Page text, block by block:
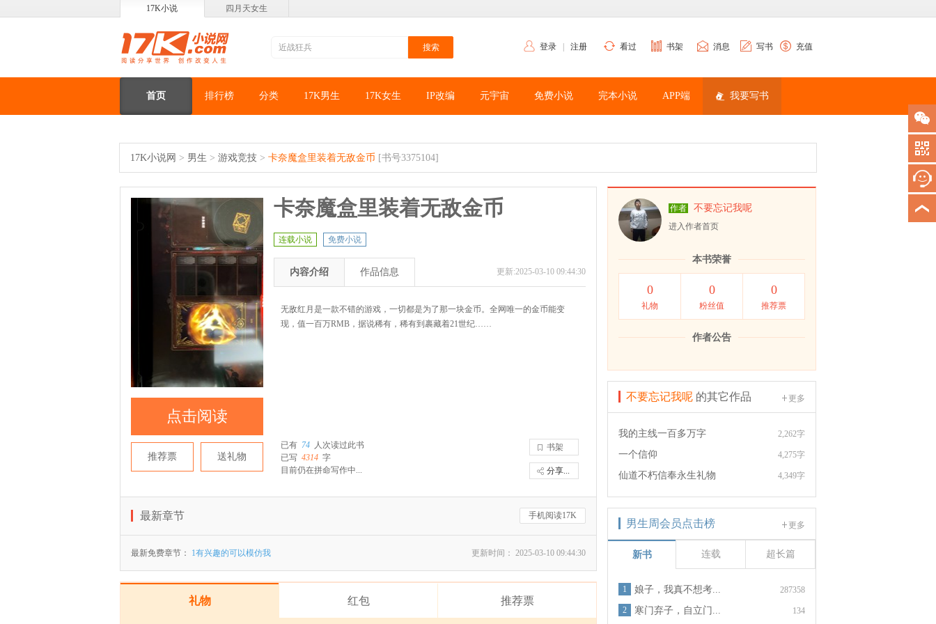
17K小说 四月天女生
登录 注册 看过 书架 消息 写书 充值
首页 排行榜 分类 17K男生 17K女生 IP改编 元宇宙 免费小说 完本小说 APP端 我要写书
17K小说网 > 男生 > 游戏竞技 > 卡奈魔盒里装着无敌金币 [书号3375104]
点击阅读
推荐票 送礼物
卡奈魔盒里装着无敌金币
连载小说 免费小说
更新:2025-03-10 09:44:30
内容介绍 作品信息
无敌红月是一款不错的游戏，一切都是为了那一块金币。全网唯一的金币能变
现，值一百万RMB，据说稀有，稀有到裹藏着21世纪……
书架
分享...
已有 74 人次读过此书
已写 4314 字
目前仍在拼命写作中...
手机阅读17K
最新章节
更新时间： 2025-03-10 09:44:30
最新免费章节： 1有兴趣的可以模仿我
礼物 红包 推荐票
作者 不要忘记我呢
进入作者首页
本书荣誉
0
礼物
0
粉丝值
0
推荐票
作者公告
更多
不要忘记我呢 的其它作品
2,262字
我的主线一百多万字
4,275字
一个信仰
4,349字
仙道不朽信奉永生礼物
更多
男生周会员点击榜
新书 连载 超长篇
287358
1 娘子，我真不想考...
134
2 寒门弃子，自立门...